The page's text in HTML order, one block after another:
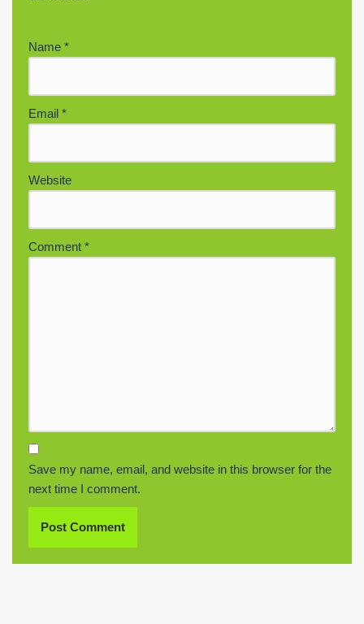
Name *
Email *
Website
Comment *
Save my name, email, and website in this browser for the
next time I comment.